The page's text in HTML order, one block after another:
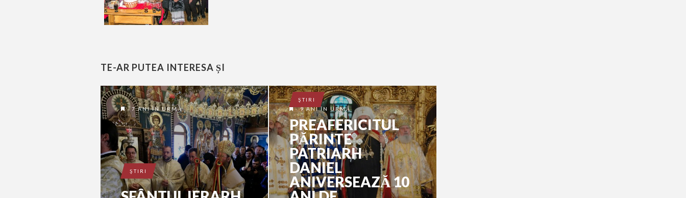
TE-AR PUTEA INTERESA ȘI
7 ANI ÎN URMĂ
ŞTIRI
9 ANI ÎN URMĂ
ŞTIRI
PREAFERICITUL
PĂRINTE
PATRIARH
DANIEL
ANIVERSEAZĂ 10